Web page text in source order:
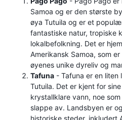
Samoa og er den største
øya Tutuila og er et
fantastiske natur, tropiske
lokalbefolkning. Det er
Amerikansk Samoa, som
øyenes unike dyreliv og
Tafuna - Tafuna er en liten
Tutuila. Det er kjent for
krystallklare vann, noe
slappe av. Landsbyen er
historiske steder, inkludert